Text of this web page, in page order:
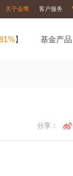
关于金鹰 客户服务
】 基金产品
分享：